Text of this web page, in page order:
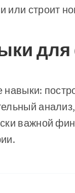
или строит
навыки:
важной